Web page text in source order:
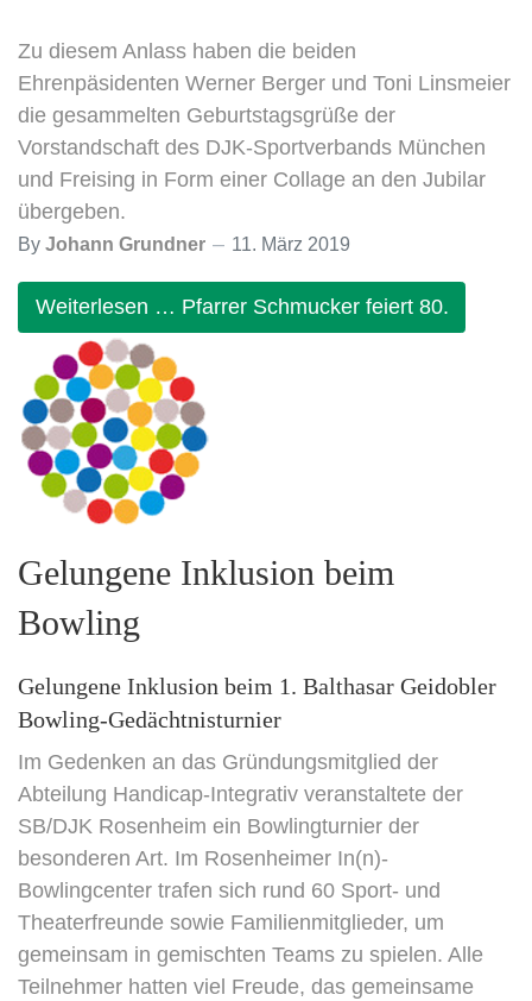
Zu diesem Anlass haben die beiden
Ehrenpäsidenten Werner Berger und Toni Linsmeier
die gesammelten Geburtstagsgrüße der
Vorstandschaft des DJK-Sportverbands München
und Freising in Form einer Collage an den Jubilar
übergeben.
By Johann Grundner 11. März 2019
Weiterlesen … Pfarrer Schmucker feiert 80.
Gelungene Inklusion beim
Bowling
Gelungene Inklusion beim 1. Balthasar Geidobler
Bowling-Gedächtnisturnier
Im Gedenken an das Gründungsmitglied der
Abteilung Handicap-Integrativ veranstaltete der
SB/DJK Rosenheim ein Bowlingturnier der
besonderen Art. Im Rosenheimer In(n)-
Bowlingcenter trafen sich rund 60 Sport- und
Theaterfreunde sowie Familienmitglieder, um
gemeinsam in gemischten Teams zu spielen. Alle
Teilnehmer hatten viel Freude, das gemeinsame